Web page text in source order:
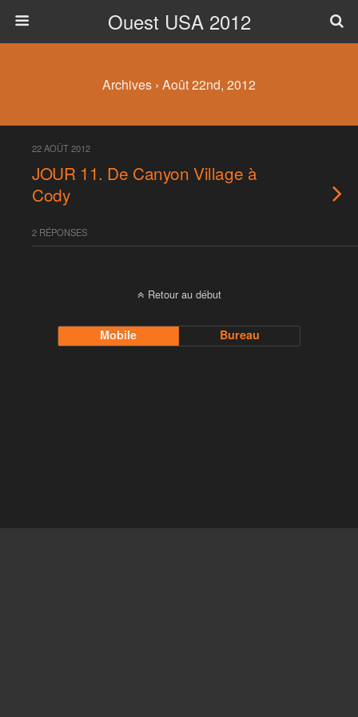
Ouest USA 2012
Archives › Août 22nd, 2012
22 AOÛT 2012
JOUR 11. De Canyon Village à
Cody
2 RÉPONSES
Retour au début
Mobile Bureau